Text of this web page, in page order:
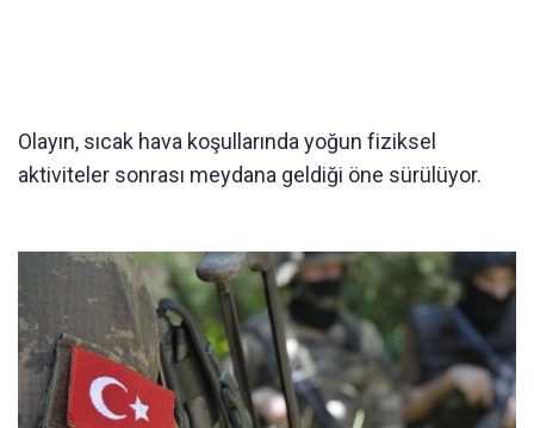
Olayın, sıcak hava koşullarında yoğun fiziksel
aktiviteler sonrası meydana geldiği öne sürülüyor.